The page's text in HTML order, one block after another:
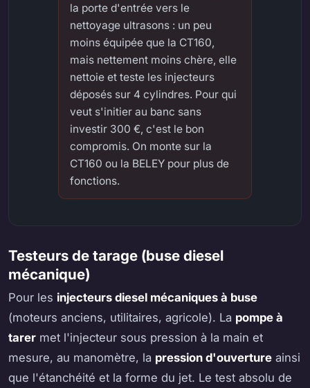
la porte d'entrée vers le
nettoyage ultrasons : un peu
moins équipée que la CT160,
mais nettement moins chère, elle
nettoie et teste les injecteurs
déposés sur 4 cylindres. Pour qui
veut s'initier au banc sans
investir 300 €, c'est le bon
compromis. On monte sur la
CT160 ou la BELEY pour plus de
fonctions.
Testeurs de tarage (buse diesel
mécanique)
Pour les injecteurs diesel mécaniques à buse
(moteurs anciens, utilitaires, agricole). La pompe à
tarer met l'injecteur sous pression à la main et
mesure, au manomètre, la pression d'ouverture ainsi
que l'étanchéité et la forme du jet. Le test absolu de